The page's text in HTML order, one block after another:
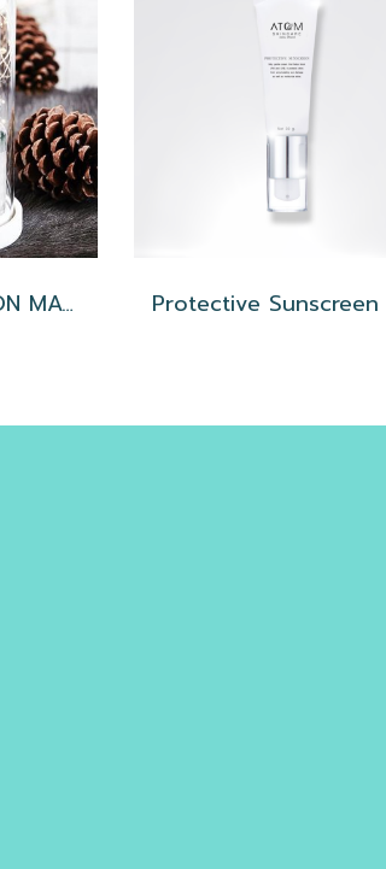
LIGHT COMPLEXION MASK